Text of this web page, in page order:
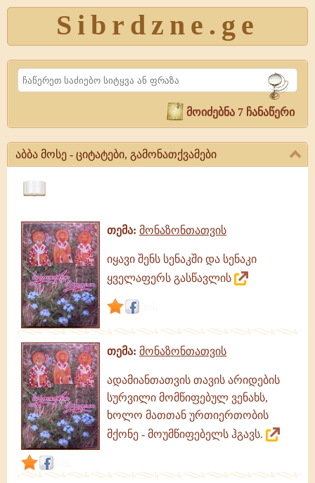
Sibrdzne.ge
Search
მოიძებნა 7 ჩანაწერი
აბბა მოსე - ციტატები, გამონათქვამები
აბბა
მოსე
ციტატები,
გამონათქვამები
აბბა
მოსე
გამონათქვამები,
ციტატები
ამონარიდები,
გამონათქვამები
თემა: მონაზონთათვის
იყავი შენს სენაკში და სენაკი
ყველაფერს გასწავლის
თემა: მონაზონთათვის
ადამიანთათვის თავის არიდების
სურვილი მომწიფებულ ვენახს,
ხოლო მათთან ურთიერთობის
მქონე - მოუმწიფებელს ჰგავს.